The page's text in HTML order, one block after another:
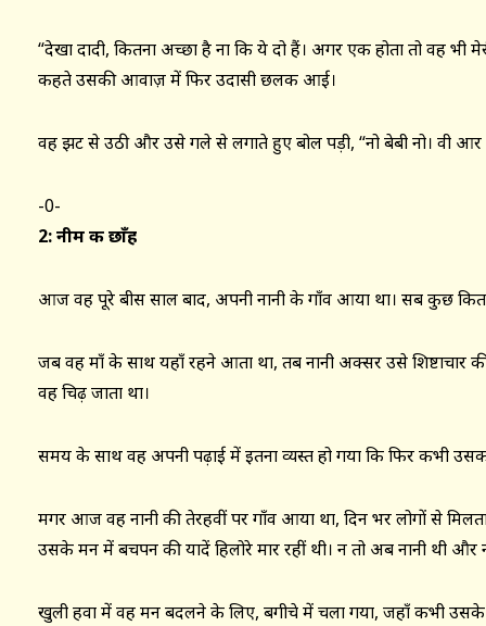
“देखा दादी, कितना अच्छा है ना कि ये दो हैं। अगर एक होता तो वह भी
कहते उसकी आवाज़ में फिर उदासी छलक आई।
वह झट से उठी और उसे गले से लगाते हुए बोल पड़ी, “नो बेबी नो। वी आर
-0-
2: नीम की छाँह
आज वह पूरे बीस साल बाद, अपनी नानी के गाँव आया था। सब कुछ
जब वह माँ के साथ यहाँ रहने आता था, तब नानी अक्सर उसे शिष्टाचार
वह चिढ़ जाता था।
समय के साथ वह अपनी पढ़ाई में इतना व्यस्त हो गया कि फिर कभी
मगर आज वह नानी की तेरहवीं पर गाँव आया था, दिन भर लोगों से
उसके मन में बचपन की यादें हिलोरे मार रहीं थी। न तो अब नानी थी और
खुली हवा में वह मन बदलने के लिए, बगीचे में चला गया, जहाँ कभी